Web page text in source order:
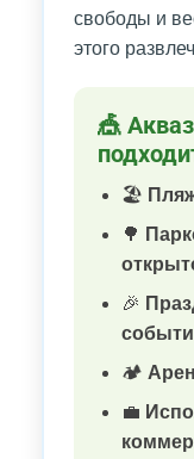
свободы и
этого
🎪
🏖️
🌳
🎉
🏕️
💼